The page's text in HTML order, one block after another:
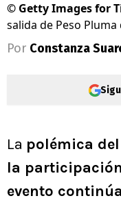
© Getty Images for
salida de Peso Pluma
Por Constanza
La polémica del
la
evento